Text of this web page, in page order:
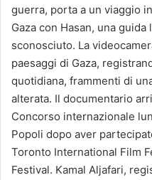
guerra, porta a un viaggio
Gaza con Hasan, una
sconosciuto. La
paesaggi di Gaza,
quotidiana, frammenti di
alterata. Il documentario
Concorso internazionale
Popoli dopo aver
Toronto International Film
Festival. Kamal Aljafari,